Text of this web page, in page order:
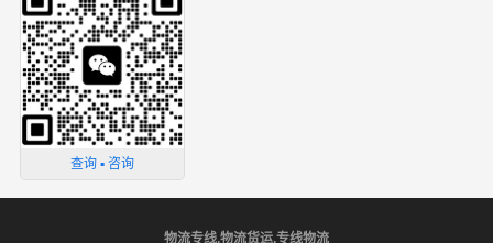
查询 ▪ 咨询
物流专线,物流货运,专线物流